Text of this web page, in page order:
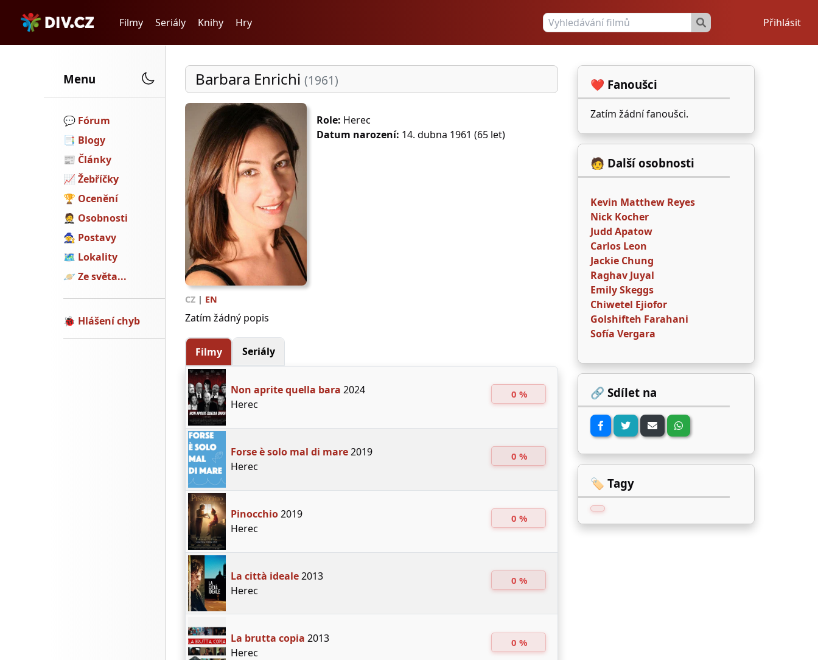
Filmy Seriály Knihy Hry Přihlásit
Menu
💬️ Fórum
📑 Blogy
📰 Články
📈 Žebříčky
🏆 Ocenění
🤵 Osobnosti
🧙 Postavy
🗺 Lokality
🪐 Ze světa...
🐞 Hlášení chyb
Barbara Enrichi (1961)
Role: Herec
Datum narození: 14. dubna 1961 (65 let)
CZ | EN
Zatím žádný popis
Filmy Seriály
Non aprite quella bara 2024
Herec
0 %
Forse è solo mal di mare2019
Herec
0 %
Pinocchio2019
Herec
0 %
La città ideale2013
Herec
0 %
La brutta copia 2013
Herec
0 %
❤️ Fanoušci
Zatím žádní fanoušci.
🧑 Další osobnosti
Kevin Matthew Reyes
Nick Kocher
Judd Apatow
Carlos Leon
Jackie Chung
Raghav Juyal
Emily Skeggs
Chiwetel Ejiofor
Golshifteh Farahani
Sofía Vergara
🔗 Sdílet na
🏷️ Tagy